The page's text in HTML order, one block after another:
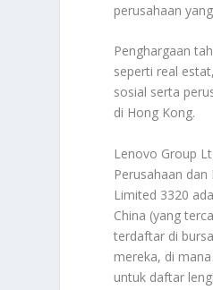
perusahaan
Penghargaan
seperti real
sosial serta
di Hong Kong.
Lenovo Group
Perusahaan
Limited 3320
China (yang
terdaftar di
mereka, di
untuk daftar